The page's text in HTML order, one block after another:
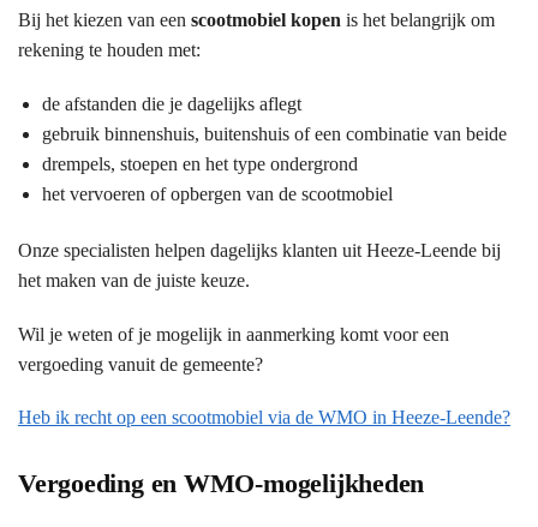
Bij het kiezen van een scootmobiel kopen is het belangrijk om
rekening te houden met:
de afstanden die je dagelijks aflegt
gebruik binnenshuis, buitenshuis of een combinatie van beide
drempels, stoepen en het type ondergrond
het vervoeren of opbergen van de scootmobiel
Onze specialisten helpen dagelijks klanten uit Heeze-Leende bij
het maken van de juiste keuze.
Wil je weten of je mogelijk in aanmerking komt voor een
vergoeding vanuit de gemeente?
Heb ik recht op een scootmobiel via de WMO in Heeze-Leende?
Vergoeding en WMO-mogelijkheden